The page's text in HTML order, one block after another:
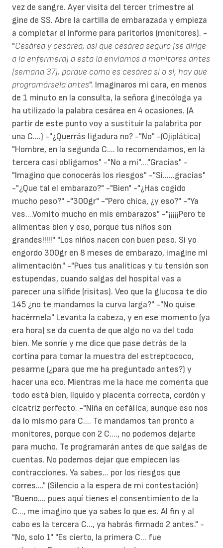
vez de sangre. Ayer visita del tercer trimestre al
gine de SS. Abre la cartilla de embarazada y empieza
a completar el informe para paritorios (monitores). -
"Cesárea y cesárea, así que cesárea seguro (se dirige
a la enfermera) a esta la enviamos a monitores antes
(semana 37), porque como es cesárea si o si, hay que
programársela antes". Imaginaros mi cara, en menos
de 1 minuto en la consulta, la señora ginecóloga ya
ha utilizado la palabra cesárea en 4 ocasiones. (A
partir de este punto voy a sustituir la palabrita por
una C....) -"¿Querrás ligadura no? -"No" -(Ojiplática)
"Hombre, en la segunda C.... lo recomendamos, en la
tercera casi obligamos" -"No a mi"...."Gracias" -
"Imagino que conocerás los riesgos" -"Si......gracias"
-"¿Que tal el embarazo?" -"Bien" -"¿Has cogido
mucho peso?" -"300gr" -"Pero chica, ¿y eso?" -"Ya
ves....Vomito mucho en mis embarazos" -"¡¡¡¡¡Pero te
alimentas bien y eso, porque tus niños son
grandes!!!!!" "Los niños nacen con buen peso. Si yo
engordo 300gr en 8 meses de embarazo, imagine mi
alimentación." -"Pues tus analíticas y tu tensión son
estupendas, cuando salgas del hospital vas a
parecer una sílfide (risitas). Veo que la glucosa te dio
145 ¿no te mandamos la curva larga?" -"No quise
hacérmela" Levanta la cabeza, y en ese momento (ya
era hora) se da cuenta de que algo no va del todo
bien. Me sonríe y me dice que pase detrás de la
cortina para tomar la muestra del estreptococo,
pesarme (¿para que me ha preguntado antes?) y
hacer una eco. Mientras me la hace me comenta que
todo está bien, líquido y placenta correcta, cordón y
cicatriz perfecto. -"Niña en cefálica, aunque eso nos
da lo mismo para C.... Te mandamos tan pronto a
monitores, porque con 2 C...., no podemos dejarte
para mucho. Te programarán antes de que salgas de
cuentas. No podemos dejar que empiecen las
contracciones. Ya sabes... por los riesgos que
corres...." (Silencio a la espera de mi contestación)
"Bueno.... pues aquí tienes el consentimiento de la
C..., me imagino que ya sabes lo que es. Al fin y al
cabo es la tercera C..., ya habrás firmado 2 antes." -
"No, solo 1" "Es cierto, la primera C... fue